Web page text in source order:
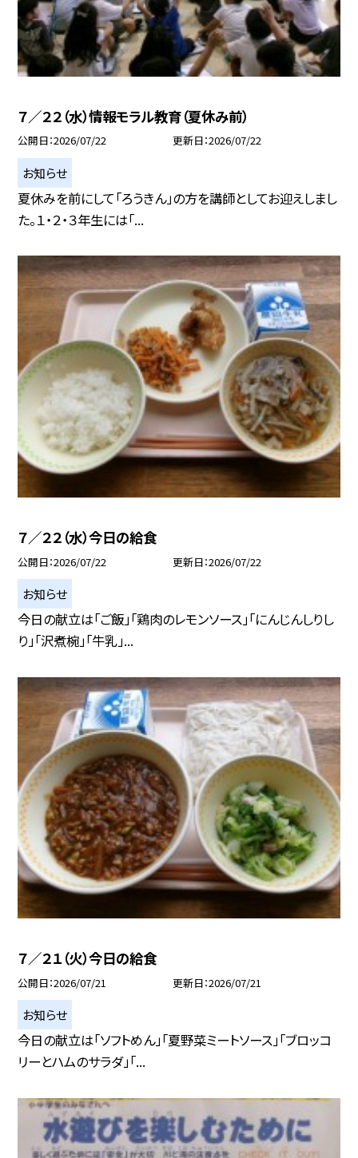
７／２２（水）情報モラル教育（夏休み前）
公開日 2026/07/22 更新日 2026/07/22
お知らせ
夏休みを前にして「ろうきん」の方を講師としてお迎えしまし
た。１・２・３年生には「...
７／２２（水）今日の給食
公開日 2026/07/22 更新日 2026/07/22
お知らせ
今日の献立は「ご飯」「鶏肉のレモンソース」「にんじんしりし
り」「沢煮椀」「牛乳」...
７／２１（火）今日の給食
公開日 2026/07/21 更新日 2026/07/21
お知らせ
今日の献立は「ソフトめん」「夏野菜ミートソース」「ブロッコ
リーとハムのサラダ」「...